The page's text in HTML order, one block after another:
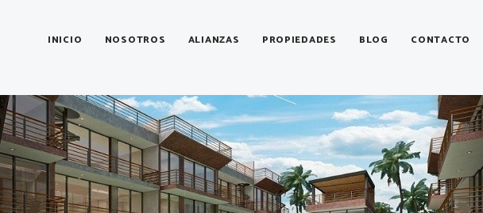
INICIO NOSOTROS ALIANZAS PROPIEDADES BLOG CONTACTO